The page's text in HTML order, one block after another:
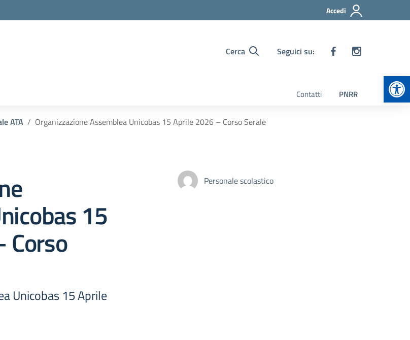
Accedi
Cerca Seguici su:
Contatti PNRR
ATA Organizzazione Assemblea Unicobas 15 Aprile 2026 – Corso Serale
15
Corso
Unicobas 15 Aprile
Personale scolastico